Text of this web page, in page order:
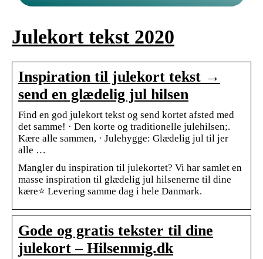
Julekort tekst 2020
Inspiration til julekort tekst →
send en glædelig jul hilsen
Find en god julekort tekst og send kortet afsted med
det samme! · Den korte og traditionelle julehilsen;.
Kære alle sammen, · Julehygge: Glædelig jul til jer
alle …
Mangler du inspiration til julekortet? Vi har samlet en
masse inspiration til glædelig jul hilsenerne til dine
kære⭐ Levering samme dag i hele Danmark.
Gode og gratis tekster til dine
julekort – Hilsenmig.dk